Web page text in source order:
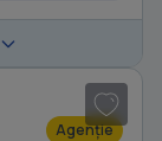
Agenție